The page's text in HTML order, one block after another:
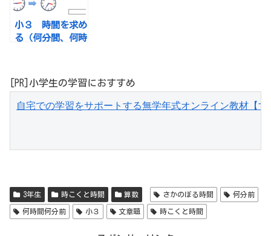
小３ 時間を求め
る（何分間、何時
[PR]小学生の学習におすすめ
自宅での学習をサポートする無学年式オンライン教材【す
3年生 時こくと時間 算数 さかのぼる時間 何分前
何時間何分前 小３ 文章題 時こくと時間